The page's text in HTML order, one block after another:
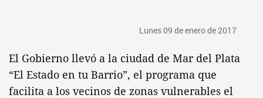
Lunes 09 de enero de 2017
El Gobierno llevó a la ciudad de Mar del Plata
“El Estado en tu Barrio”, el programa que
facilita a los vecinos de zonas vulnerables el